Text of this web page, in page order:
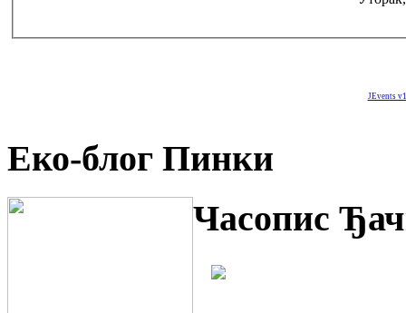
JEvents
Еко-блог Пинки
Часопис